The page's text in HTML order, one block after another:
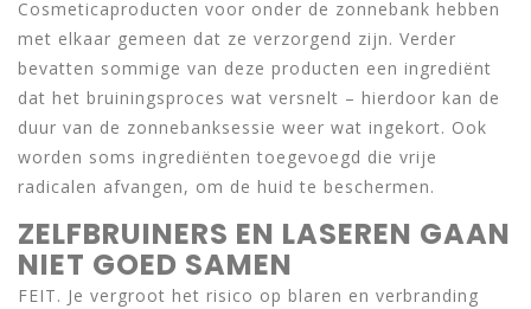
Cosmeticaproducten voor onder de zonnebank hebben
met elkaar gemeen dat ze verzorgend zijn. Verder
bevatten sommige van deze producten een ingrediënt
dat het bruiningsproces wat versnelt – hierdoor kan de
duur van de zonnebanksessie weer wat ingekort. Ook
worden soms ingrediënten toegevoegd die vrije
radicalen afvangen, om de huid te beschermen.
ZELFBRUINERS EN LASEREN GAAN
NIET GOED SAMEN
FEIT. Je vergroot het risico op blaren en verbranding